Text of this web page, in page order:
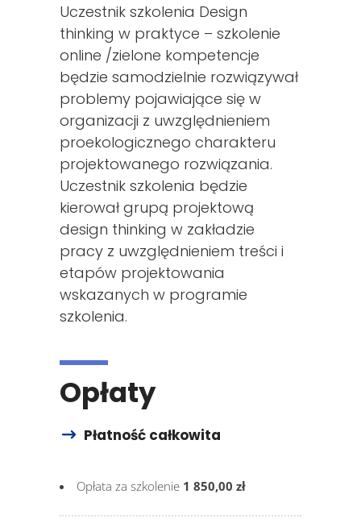
Uczestnik szkolenia Design
thinking w praktyce – szkolenie
online /zielone kompetencje
będzie samodzielnie rozwiązywał
problemy pojawiające się w
organizacji z uwzględnieniem
proekologicznego charakteru
projektowanego rozwiązania.
Uczestnik szkolenia będzie
kierował grupą projektową
design thinking w zakładzie
pracy z uwzględnieniem treści i
etapów projektowania
wskazanych w programie
szkolenia.
Opłaty
Płatność całkowita
Opłata za szkolenie 1 850,00 zł